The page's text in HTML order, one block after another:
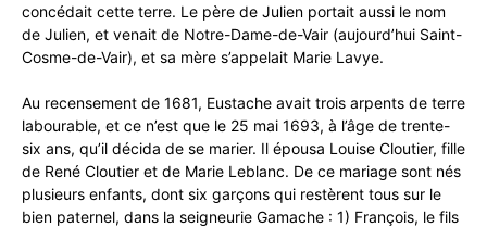
concédait cette terre. Le père de Julien portait aussi le nom
de Julien, et venait de Notre-Dame-de-Vair (aujourd’hui Saint-
Cosme-de-Vair), et sa mère s’appelait Marie Lavye.
Au recensement de 1681, Eustache avait trois arpents de terre
labourable, et ce n’est que le 25 mai 1693, à l’âge de trente-
six ans, qu’il décida de se marier. Il épousa Louise Cloutier, fille
de René Cloutier et de Marie Leblanc. De ce mariage sont nés
plusieurs enfants, dont six garçons qui restèrent tous sur le
bien paternel, dans la seigneurie Gamache : 1) François, le fils